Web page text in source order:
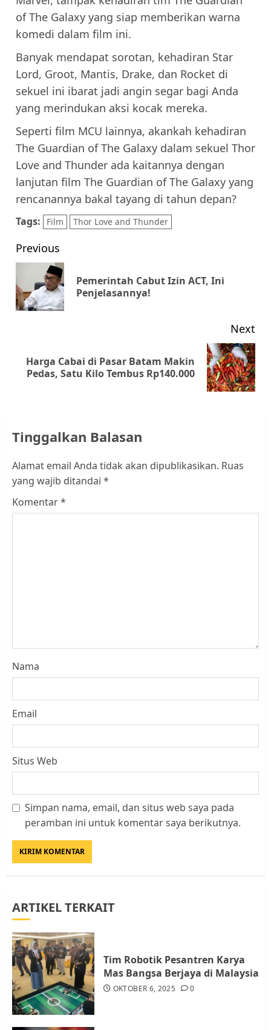
of The Galaxy yang siap memberikan warna
komedi dalam film ini.
Banyak mendapat sorotan, kehadiran Star
Lord, Groot, Mantis, Drake, dan Rocket di
sekuel ini ibarat jadi angin segar bagi Anda
yang merindukan aksi kocak mereka.
Seperti film MCU lainnya, akankah kehadiran
The Guardian of The Galaxy dalam sekuel Thor
Love and Thunder ada kaitannya dengan
lanjutan film The Guardian of The Galaxy yang
rencanannya bakal tayang di tahun depan?
Tags: Film Thor Love and Thunder
Post
navigation
Previous
Pemerintah Cabut Izin ACT, Ini
Penjelasannya!
Next
Next
post:
Harga Cabai di Pasar Batam Makin
Pedas, Satu Kilo Tembus Rp140.000
Tinggalkan Balasan
Alamat email Anda tidak akan dipublikasikan. Ruas
yang wajib ditandai *
Komentar*
Nama
Email
Situs Web
Simpan nama, email, dan situs web saya pada
peramban ini untuk komentar saya berikutnya.
ARTIKEL TERKAIT
Tim Robotik Pesantren Karya
Mas Bangsa Berjaya di Malaysia
OKTOBER 6, 2025 0
Datangi Pemko Batam, Warga
4
Warga Rempang Ajukan
JULI 17, 2026 0